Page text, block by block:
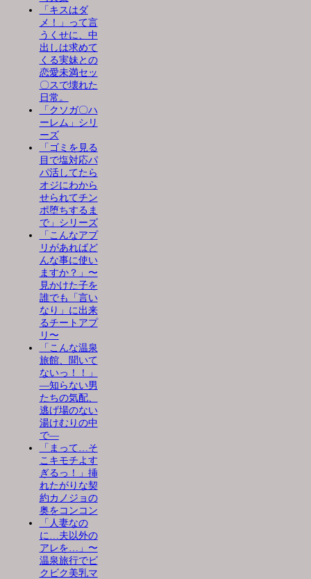
「キスはダ
メ！」って言
うくせに、中
出しは求めて
くる実妹との
恋愛未満セッ
〇スで壊れた
日常。
「クソガ〇ハ
ーレム」シリ
ーズ
「ゴミを見る
目で塩対応パ
パ活してたら
オジにわから
せられてチン
ポ堕ちするま
で」シリーズ
「こんなアプ
リがあればど
んな事に使い
ますか？」〜
見かけた子を
誰でも「言い
なり」に出来
るチートアプ
リ〜
「こんな温泉
旅館、聞いて
ないっ！！」
―知らない男
たちの気配、
逃げ場のない
湯けむりの中
で―
「まって…そ
こキモチよす
ぎるっ！」挿
れたがりな契
約カノジョの
奥をコンコン
「人妻なの
に…夫以外の
アレを…」〜
温泉旅行でビ
クビク美乳マ